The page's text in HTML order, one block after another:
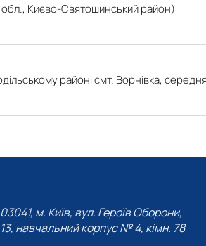
обл., Києво-Святошинський район)
районі смт. Ворнівка,
03041, м. Київ, вул. Героїв Оборони,
13, навчальний корпус № 4, кімн. 78